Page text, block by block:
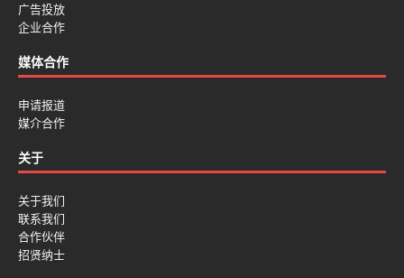
广告投放
企业合作
媒体合作
申请报道
媒介合作
关于
关于我们
联系我们
合作伙伴
招贤纳士